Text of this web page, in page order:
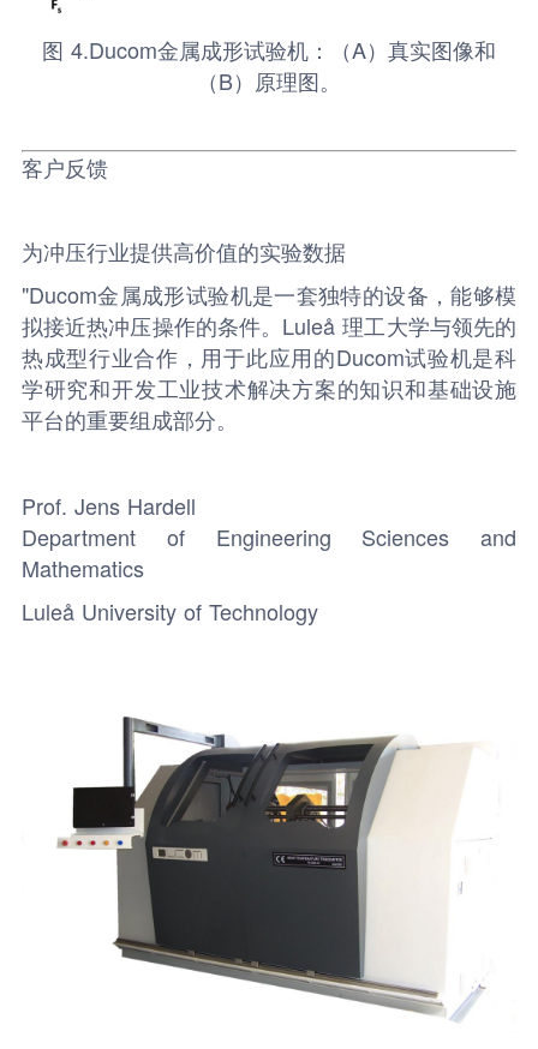
图 4.Ducom金属成形试验机：（A）真实图像和
（B）原理图。
客户反馈
为冲压行业提供高价值的实验数据
"Ducom金属成形试验机是一套独特的设备，能够模
拟接近热冲压操作的条件。Luleå 理工大学与领先的
热成型行业合作，用于此应用的Ducom试验机是科
学研究和开发工业技术解决方案的知识和基础设施
平台的重要组成部分。
Prof. Jens Hardell
Department of Engineering Sciences and
Mathematics
Luleå University of Technology